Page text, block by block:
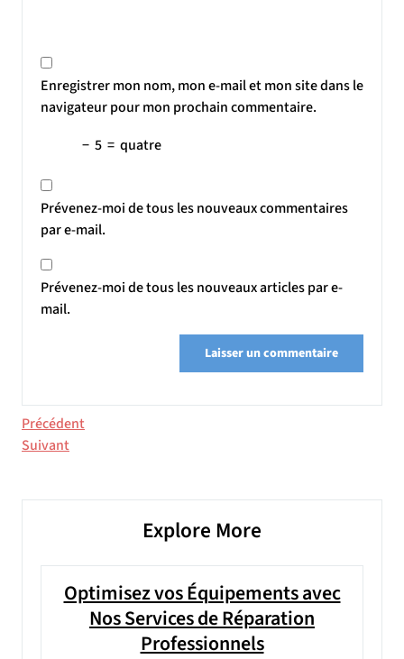
Enregistrer mon nom, mon e-mail et mon site dans le
navigateur pour mon prochain commentaire.
− 5 = quatre
Prévenez-moi de tous les nouveaux commentaires
par e-mail.
Prévenez-moi de tous les nouveaux articles par e-
mail.
Navigation
de
Article
précédent
Précédent
Article
Suivant
Explore More
Optimisez vos Équipements avec
Nos Services de Réparation
Professionnels